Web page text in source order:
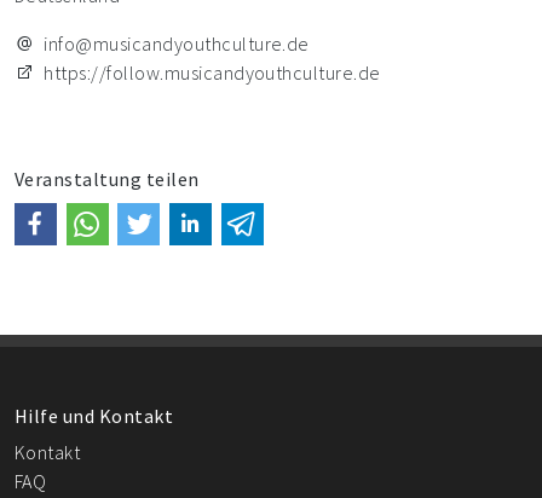
info@musicandyouthculture.de
https://follow.musicandyouthculture.de
Veranstaltung teilen
Hilfe und Kontakt
Kontakt
FAQ